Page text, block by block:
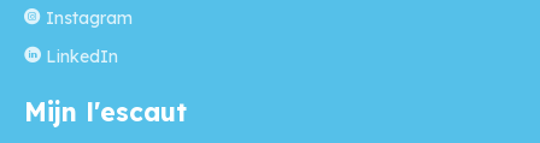
Instagram
LinkedIn
Mijn l'escaut